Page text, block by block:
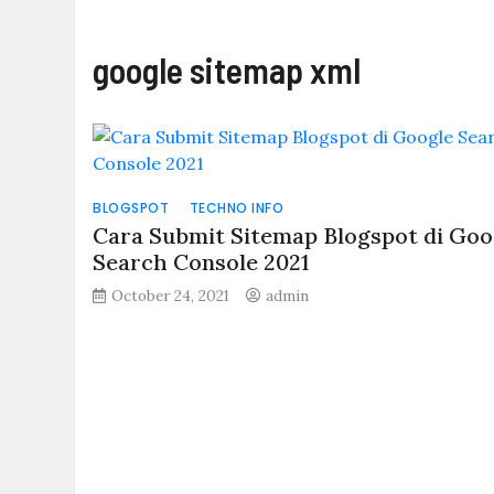
google sitemap xml
BLOGSPOT TECHNO INFO
Cara Submit Sitemap Blogspot di
Search Console 2021
October 24, 2021 admin